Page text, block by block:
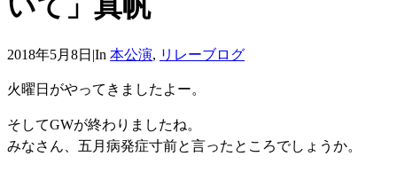
いて」真帆
2018年5月8日 |In 本公演, リレーブログ
火曜日がやってきましたよー。
そしてGWが終わりましたね。
みなさん、五月病発症寸前と言ったところでしょうか。